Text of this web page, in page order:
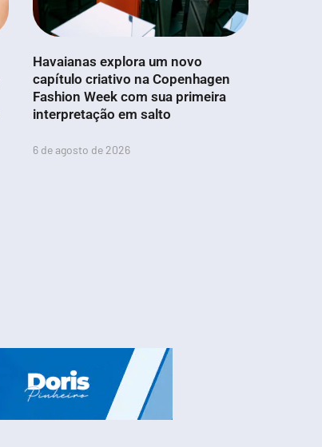
Havaianas explora um novo
capítulo criativo na Copenhagen
Fashion Week com sua primeira
interpretação em salto
6 de agosto de 2026